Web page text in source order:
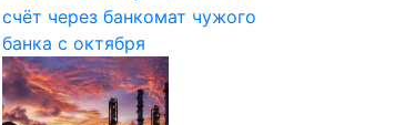
счёт через банкомат чужого
банка с октября